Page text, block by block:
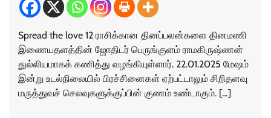
Spread the love 12 ராசிக்கான தினப்பலன்களை தினமணி
இணையதளத்தின் ஜோதிடர் பெருங்குளம் ராமகிருஷ்ணன்
துல்லியமாகக் கணித்து வழங்கியுள்ளார். 22.01.2025 மேஷம்
இன்று உடல்நிலையில் பிரச்சினைகள் ஏற்பட்டாலும் சிறிதளவு
மருத்துவச் செலவுகளுக்குப்பின் குணம் உண்டாகும். […]